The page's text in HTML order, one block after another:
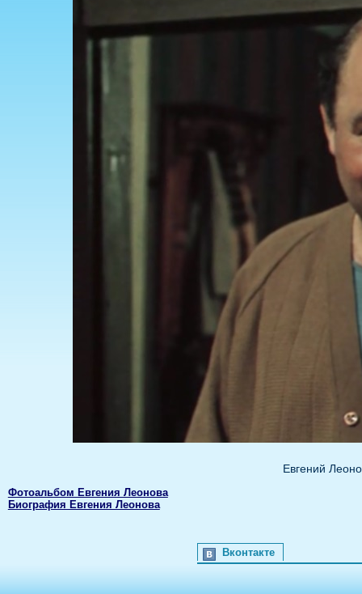
Евгений
Фотоальбом Евгения Леонова
Биография Евгения Леонова
Вконтакте